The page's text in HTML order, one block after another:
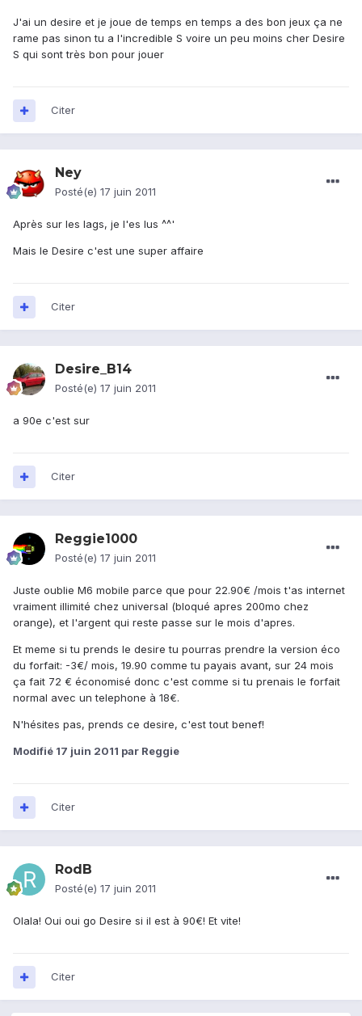
J'ai un desire et je joue de temps en temps a des bon jeux ça ne
rame pas sinon tu a l'incredible S voire un peu moins cher Desire
S qui sont très bon pour jouer
Citer
Ney
Posté(e) 17 juin 2011
Après sur les lags, je l'es lus ^^'
Mais le Desire c'est une super affaire
Citer
Desire_B14
Posté(e) 17 juin 2011
a 90e c'est sur
Citer
Reggie1000
Posté(e) 17 juin 2011
Juste oublie M6 mobile parce que pour 22.90€ /mois t'as internet
vraiment illimité chez universal (bloqué apres 200mo chez
orange), et l'argent qui reste passe sur le mois d'apres.
Et meme si tu prends le desire tu pourras prendre la version éco
du forfait: -3€/ mois, 19.90 comme tu payais avant, sur 24 mois
ça fait 72 € économisé donc c'est comme si tu prenais le forfait
normal avec un telephone à 18€.
N'hésites pas, prends ce desire, c'est tout benef!
Modifié 17 juin 2011 par Reggie
Citer
RodB
Posté(e) 17 juin 2011
Olala! Oui oui go Desire si il est à 90€! Et vite!
Citer